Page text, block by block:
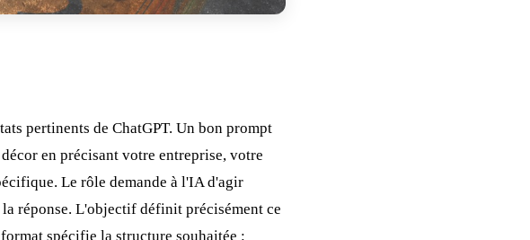
pertinents de ChatGPT. Un bon prompt
en précisant votre entreprise, votre
Le rôle demande à l'IA d'agir
réponse. L'objectif définit précisément ce
spécifie la structure souhaitée :